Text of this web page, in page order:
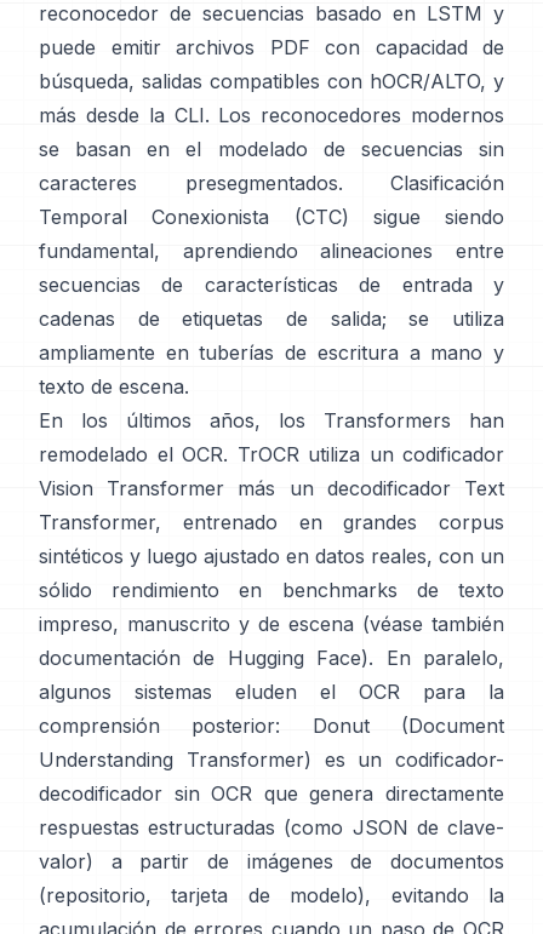
reconocedor de secuencias basado en LSTM y
puede emitir archivos PDF con capacidad de
búsqueda, salidas compatibles con hOCR/ALTO, y
más desde la CLI. Los reconocedores modernos
se basan en el modelado de secuencias sin
caracteres presegmentados.
Clasificación
Temporal Conexionista (CTC)
sigue siendo
fundamental, aprendiendo alineaciones entre
secuencias de características de entrada y
cadenas de etiquetas de salida; se utiliza
ampliamente en tuberías de escritura a mano y
texto de escena.
En los últimos años, los Transformers han
remodelado el OCR. TrOCR utiliza un codificador
Vision Transformer más un decodificador Text
Transformer, entrenado en grandes corpus
sintéticos y luego ajustado en datos reales, con un
sólido rendimiento en benchmarks de texto
impreso, manuscrito y de escena (véase también
documentación de Hugging Face). En paralelo,
algunos sistemas eluden el OCR para la
comprensión posterior:
Donut (Document
Understanding Transformer)
es un codificador-
decodificador sin OCR que genera directamente
respuestas estructuradas (como JSON de clave-
valor) a partir de imágenes de documentos
(repositorio, tarjeta de modelo), evitando la
acumulación de errores cuando un paso de OCR